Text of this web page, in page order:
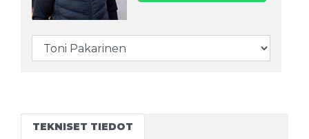
TEKNISET TIEDOT